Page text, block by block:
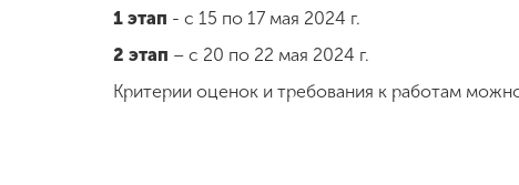
1 этап - с 15 по 17 мая 2024 г.
2 этап – с 20 по 22 мая 2024 г.
Критерии оценок и требования к работам